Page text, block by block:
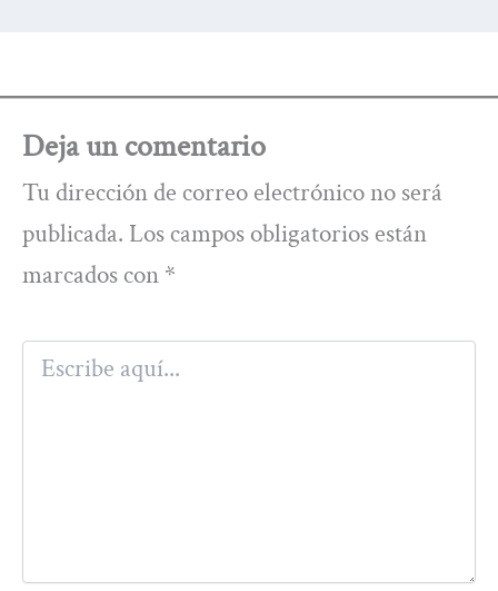
Deja un comentario
Tu dirección de correo electrónico no será
publicada. Los campos obligatorios están
marcados con *
Escribe
aquí...